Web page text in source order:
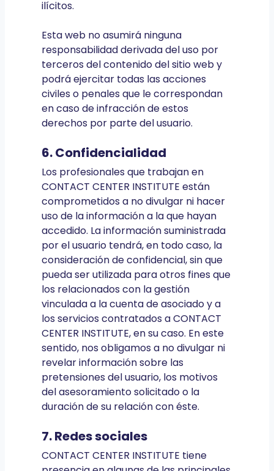
ilícitos.
Esta web no asumirá ninguna
responsabilidad derivada del uso por
terceros del contenido del sitio web y
podrá ejercitar todas las acciones
civiles o penales que le correspondan
en caso de infracción de estos
derechos por parte del usuario.
6. Confidencialidad
Los profesionales que trabajan en
CONTACT CENTER INSTITUTE están
comprometidos a no divulgar ni hacer
uso de la información a la que hayan
accedido. La información suministrada
por el usuario tendrá, en todo caso, la
consideración de confidencial, sin que
pueda ser utilizada para otros fines que
los relacionados con la gestión
vinculada a la cuenta de asociado y a
los servicios contratados a CONTACT
CENTER INSTITUTE, en su caso. En este
sentido, nos obligamos a no divulgar ni
revelar información sobre las
pretensiones del usuario, los motivos
del asesoramiento solicitado o la
duración de su relación con éste.
7. Redes sociales
CONTACT CENTER INSTITUTE tiene